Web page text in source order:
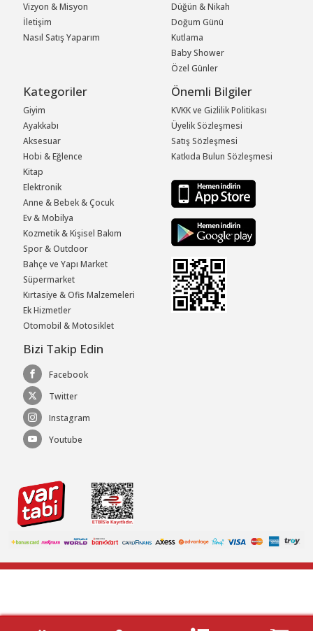
Vizyon & Misyon
İletişim
Nasıl Satış Yaparım
Düğün & Nikah
Doğum Günü
Kutlama
Baby Shower
Özel Günler
Kategoriler
Giyim
Ayakkabı
Aksesuar
Hobi & Eğlence
Kitap
Elektronik
Anne & Bebek & Çocuk
Ev & Mobilya
Kozmetik & Kişisel Bakım
Spor & Outdoor
Bahçe ve Yapı Market
Süpermarket
Kırtasiye & Ofis Malzemeleri
Ek Hizmetler
Otomobil & Motosiklet
Önemli Bilgiler
KVKK ve Gizlilik Politikası
Üyelik Sözleşmesi
Satış Sözleşmesi
Katkıda Bulun Sözleşmesi
Bizi Takip Edin
Facebook
Twitter
Instagram
Youtube